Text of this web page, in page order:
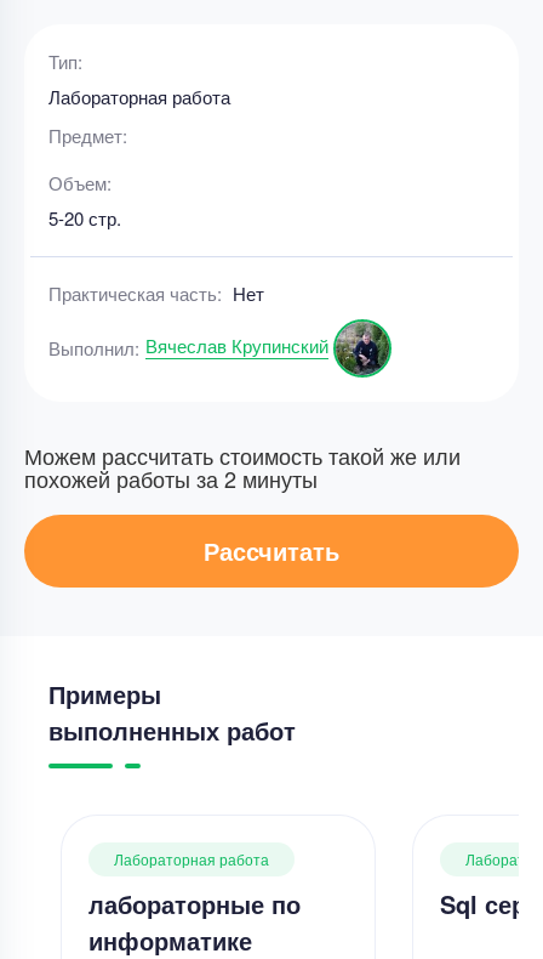
Тип:
Лабораторная работа
Предмет:
Объем:
5-20 стр.
Практическая часть: Нет
Выполнил: Вячеслав Крупинский
Можем рассчитать стоимость такой же или
похожей работы за 2 минуты
Рассчитать
Примеры
выполненных работ
Лабораторная работа
лабораторные по
информатике
Sql